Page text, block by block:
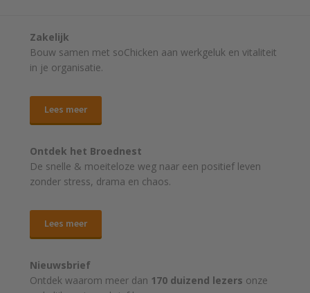
Zakelijk
Bouw samen met soChicken aan werkgeluk en vitaliteit
in je organisatie.
Lees meer
Ontdek het Broednest
De snelle & moeiteloze weg naar een positief leven
zonder stress, drama en chaos.
Lees meer
Nieuwsbrief
Ontdek waarom meer dan 170 duizend lezers onze